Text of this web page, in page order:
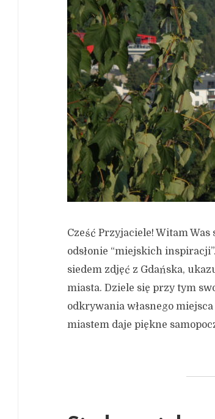
Cześć Przyjaciele! Witam
odsłonie “miejskich
siedem zdjęć z Gdańska,
miasta. Dziele się przy tym
odkrywania własnego
miastem daje piękne